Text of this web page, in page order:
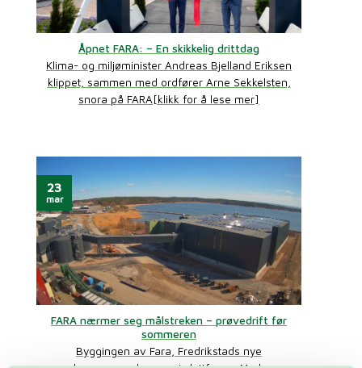
Åpnet FARA: – En skikkelig drittdag
Klima- og miljøminister Andreas Bjelland Eriksen
klippet, sammen med ordfører Arne Sekkelsten,
snora på FARA[klikk for å lese mer]
FARA nærmer seg målstreken – prøvedrift før
sommeren
Byggingen av Fara, Fredrikstads nye
23
mar